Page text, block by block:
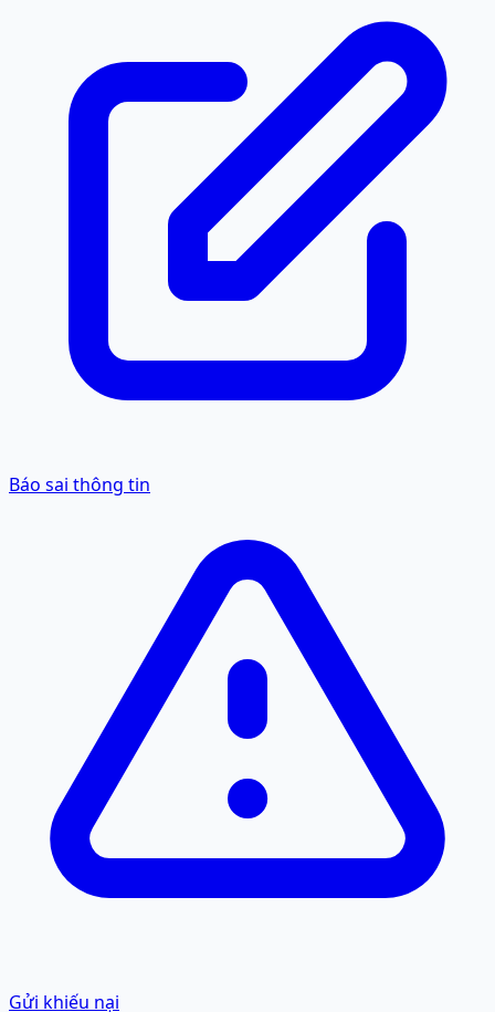
Báo sai thông tin
Gửi khiếu nại